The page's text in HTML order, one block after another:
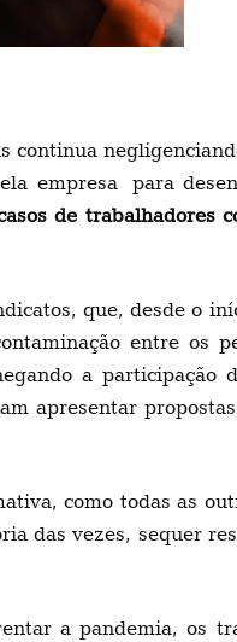
continua
empresa para
de trabalhadores
que, desde o
entre os
a participação
apresentar
como todas as
das vezes, sequer
a pandemia, os